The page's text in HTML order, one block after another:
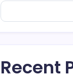
Recent